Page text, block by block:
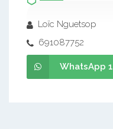
Loïc Nguetsop
691087752
WhatsApp 1